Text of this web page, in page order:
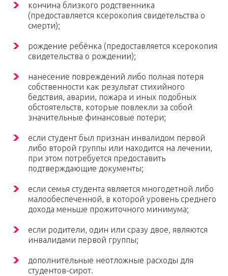
кончина близкого родственника
(предоставляется ксерокопия свидетельства о
смерти);
рождение ребёнка (предоставляется ксерокопия
свидетельства о рождении);
нанесение повреждений либо полная потеря
собственности как результат стихийного
бедствия, аварии, пожара и иных подобных
обстоятельств, которые повлекли за собой
значительные финансовые потери;
если студент был признан инвалидом первой
либо второй группы или находится на лечении,
при этом потребуется предоставить
подтверждающие документы;
если семья студента является многодетной либо
малообеспеченной, в которой уровень среднего
дохода меньше прожиточного минимума;
если родители, один или сразу двое, являются
инвалидами первой группы;
дополнительные неотложные расходы для
студентов-сирот.